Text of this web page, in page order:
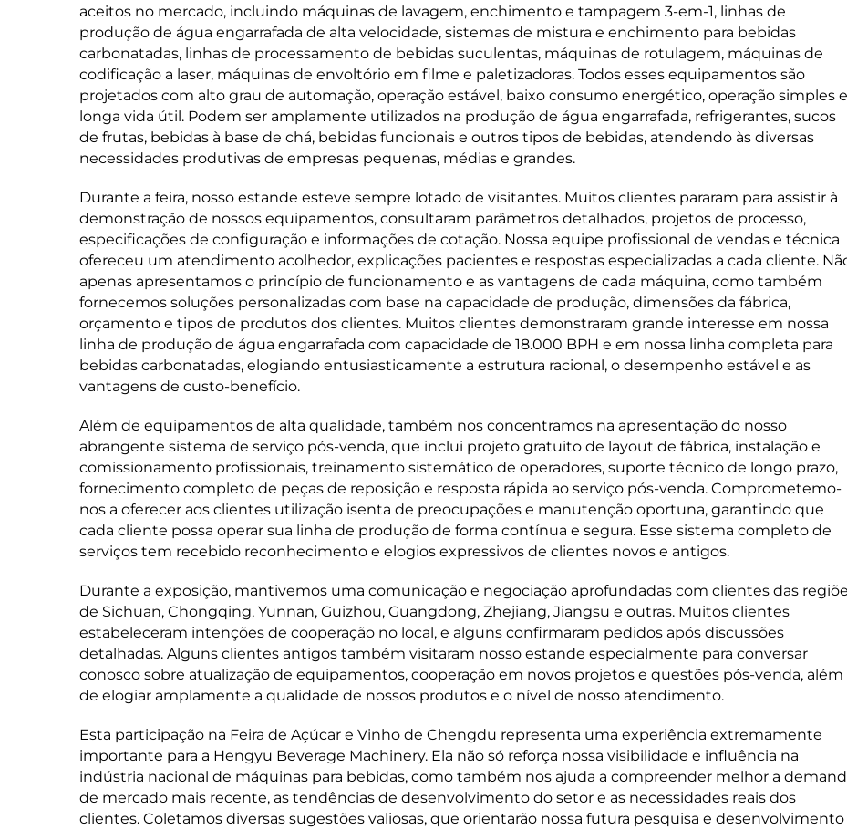
aceitos no mercado, incluindo máquinas de lavagem, enchimento e tampagem 3-em-1, linhas de
produção de água engarrafada de alta velocidade, sistemas de mistura e enchimento para bebidas
carbonatadas, linhas de processamento de bebidas suculentas, máquinas de rotulagem, máquinas de
codificação a laser, máquinas de envoltório em filme e paletizadoras. Todos esses equipamentos são
projetados com alto grau de automação, operação estável, baixo consumo energético, operação simples e
longa vida útil. Podem ser amplamente utilizados na produção de água engarrafada, refrigerantes, sucos
de frutas, bebidas à base de chá, bebidas funcionais e outros tipos de bebidas, atendendo às diversas
necessidades produtivas de empresas pequenas, médias e grandes.
Durante a feira, nosso estande esteve sempre lotado de visitantes. Muitos clientes pararam para assistir à
demonstração de nossos equipamentos, consultaram parâmetros detalhados, projetos de processo,
especificações de configuração e informações de cotação. Nossa equipe profissional de vendas e técnica
ofereceu um atendimento acolhedor, explicações pacientes e respostas especializadas a cada cliente.
apenas apresentamos o princípio de funcionamento e as vantagens de cada máquina, como também
fornecemos soluções personalizadas com base na capacidade de produção, dimensões da fábrica,
orçamento e tipos de produtos dos clientes. Muitos clientes demonstraram grande interesse em nossa
linha de produção de água engarrafada com capacidade de 18.000 BPH e em nossa linha completa para
bebidas carbonatadas, elogiando entusiasticamente a estrutura racional, o desempenho estável e as
vantagens de custo-benefício.
Além de equipamentos de alta qualidade, também nos concentramos na apresentação do nosso
abrangente sistema de serviço pós-venda, que inclui projeto gratuito de layout de fábrica, instalação e
comissionamento profissionais, treinamento sistemático de operadores, suporte técnico de longo prazo,
fornecimento completo de peças de reposição e resposta rápida ao serviço pós-venda. Comprometemo-
nos a oferecer aos clientes utilização isenta de preocupações e manutenção oportuna, garantindo que
cada cliente possa operar sua linha de produção de forma contínua e segura. Esse sistema completo de
serviços tem recebido reconhecimento e elogios expressivos de clientes novos e antigos.
Durante a exposição, mantivemos uma comunicação e negociação aprofundadas com clientes das
de Sichuan, Chongqing, Yunnan, Guizhou, Guangdong, Zhejiang, Jiangsu e outras. Muitos clientes
estabeleceram intenções de cooperação no local, e alguns confirmaram pedidos após discussões
detalhadas. Alguns clientes antigos também visitaram nosso estande especialmente para conversar
conosco sobre atualização de equipamentos, cooperação em novos projetos e questões pós-venda, além
de elogiar amplamente a qualidade de nossos produtos e o nível de nosso atendimento.
Esta participação na Feira de Açúcar e Vinho de Chengdu representa uma experiência extremamente
importante para a Hengyu Beverage Machinery. Ela não só reforça nossa visibilidade e influência na
indústria nacional de máquinas para bebidas, como também nos ajuda a compreender melhor a
de mercado mais recente, as tendências de desenvolvimento do setor e as necessidades reais dos
clientes. Coletamos diversas sugestões valiosas, que orientarão nossa futura pesquisa e desenvolvimento